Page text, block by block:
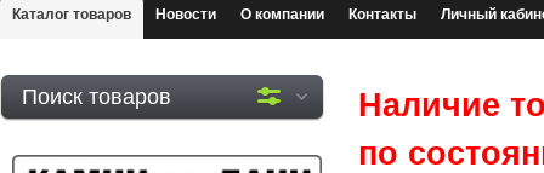
Каталог товаров Новости О компании Контакты Личный
Поиск товаров
Наличие
по